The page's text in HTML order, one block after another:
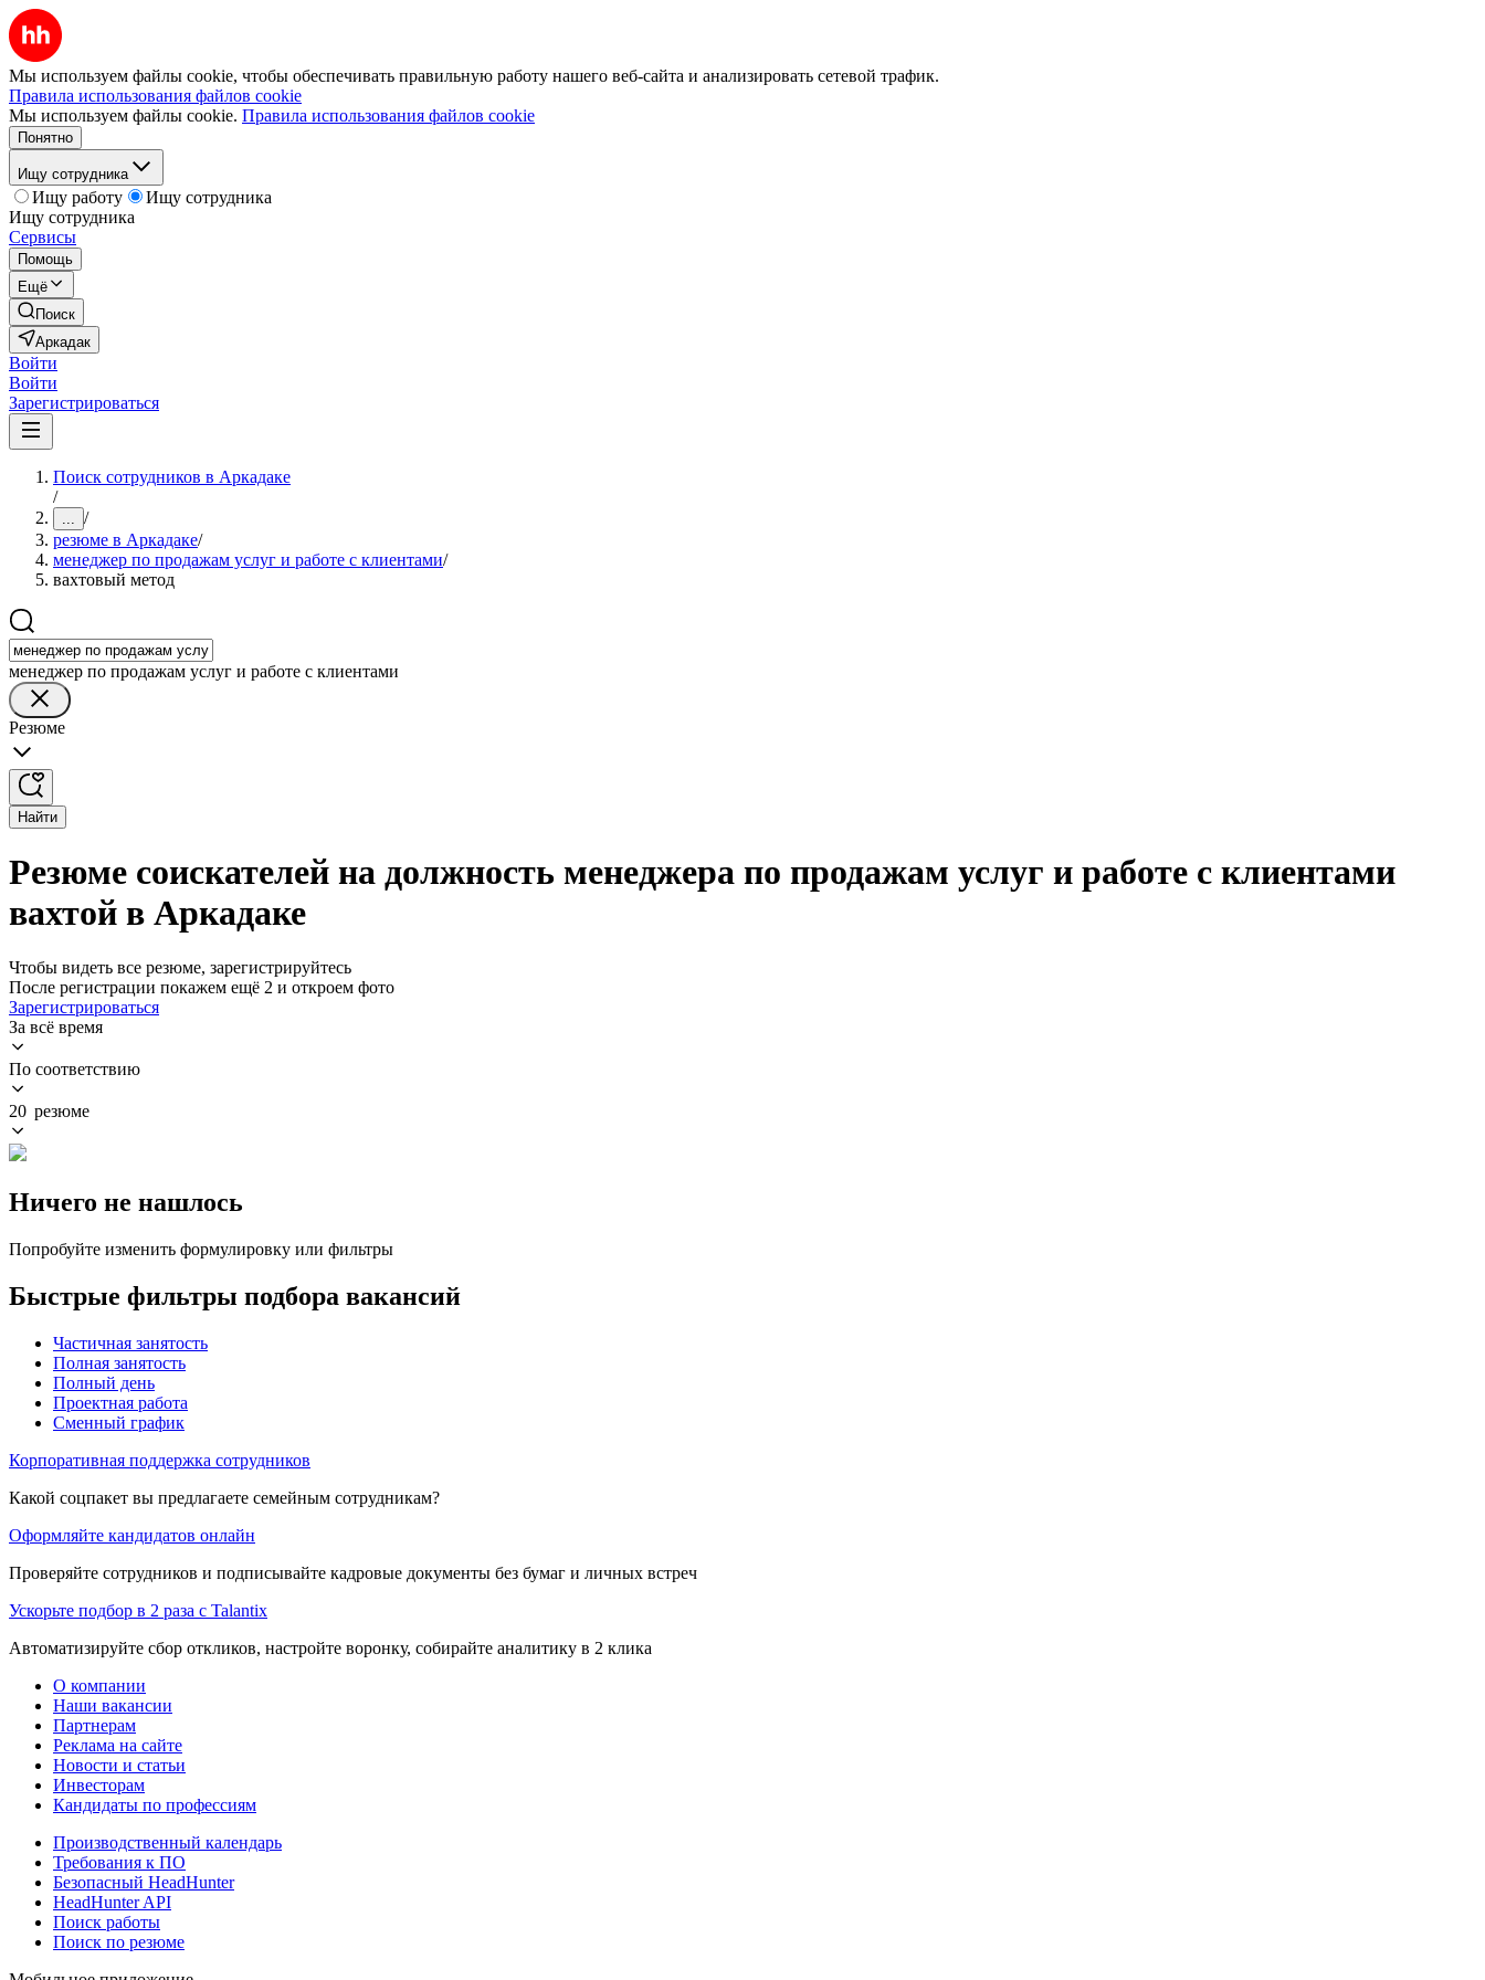
Мы используем файлы cookie, чтобы обеспечивать правильную работу нашего веб-сайта и анализировать сетевой трафик.
Правила использования файлов cookie
Мы используем файлы cookie. Правила использования файлов cookie
Понятно
Ищу сотрудника
Ищу работу
Ищу сотрудника
Ищу сотрудника
Сервисы
Помощь
Ещё
Поиск
Аркадак
Войти
Войти
Зарегистрироваться
Поиск сотрудников в Аркадаке
/
... /
резюме в Аркадаке/
менеджер по продажам услуг и работе с клиентами/
вахтовый метод
менеджер по продажам услуг и работе с клиентами
Резюме
Найти
Резюме соискателей на должность менеджера по продажам услуг и работе с клиентами
вахтой в Аркадаке
Чтобы видеть все резюме, зарегистрируйтесь
После регистрации покажем ещё 2 и откроем фото
Зарегистрироваться
За всё время
По соответствию
20 резюме
Ничего не нашлось
Попробуйте изменить формулировку или фильтры
Быстрые фильтры подбора вакансий
Частичная занятость
Полная занятость
Полный день
Проектная работа
Сменный график
Корпоративная поддержка сотрудников
Какой соцпакет вы предлагаете семейным сотрудникам?
Оформляйте кандидатов онлайн
Проверяйте сотрудников и подписывайте кадровые документы без бумаг и личных встреч
Ускорьте подбор в 2 раза с Talantix
Автоматизируйте сбор откликов, настройте воронку, собирайте аналитику в 2 клика
О компании
Наши вакансии
Партнерам
Реклама на сайте
Новости и статьи
Инвесторам
Кандидаты по профессиям
Производственный календарь
Требования к ПО
Безопасный HeadHunter
HeadHunter API
Поиск работы
Поиск по резюме